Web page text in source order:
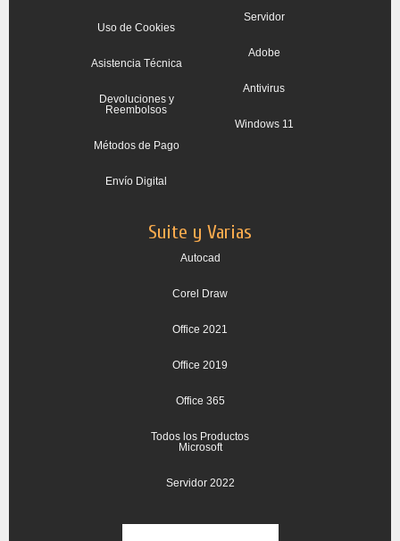
Uso de Cookies
Asistencia Técnica
Devoluciones y
Reembolsos
Métodos de Pago
Envío Digital
Servidor
Adobe
Antivirus
Windows 11
Suite y Varias
Autocad
Corel Draw
Office 2021
Office 2019
Office 365
Todos los Productos
Microsoft
Servidor 2022